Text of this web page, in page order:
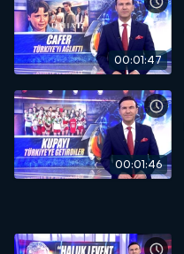
00:01:47
00:01:46